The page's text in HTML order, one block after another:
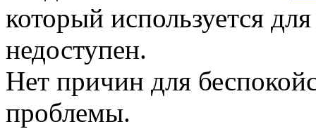
который используется
недоступен.
Нет причин для
проблемы.